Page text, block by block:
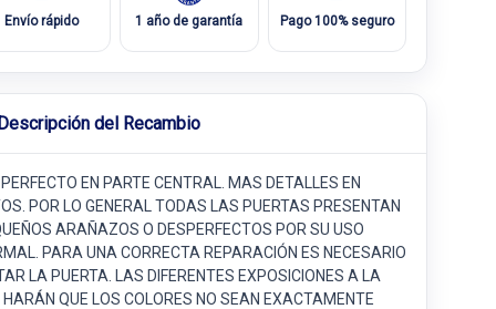
Envío rápido 1 año de garantía Pago 100% seguro
del Recambio
EN PARTE CENTRAL. MAS DETALLES EN
POR LO GENERAL TODAS LAS PUERTAS PRESENTAN
ARAÑAZOS O DESPERFECTOS POR SU USO
PARA UNA CORRECTA REPARACIÓN ES NECESARIO
LA PUERTA. LAS DIFERENTES EXPOSICIONES A LA
HARÁN QUE LOS COLORES NO SEAN EXACTAMENTE